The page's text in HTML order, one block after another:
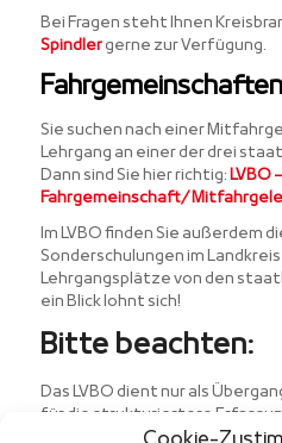
Bei Fragen steht Ihnen
Spindlergerne zur Verfügung.
Sie suchen nach einer
Lehrgang an einer der drei
Dann sind Sie hier richtig:LVBO
Fahrgemeinschaft/
Im LVBO finden Sie außerdem
Sonderschulungen im
Lehrgangsplätze von den
ein Blick lohnt sich!
Bitte beachten:
Das LVBO dient nur als
für die strukturiertere
befindet sich bereits in Arbeit